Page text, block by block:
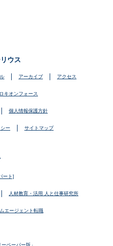
ウス
アーカイブ アクセス
キオンフォース
個人情報保護方針
ー サイトマップ
ート]
人材教育・活用 人と仕事研究所
エージェント転職
ペーパー版」